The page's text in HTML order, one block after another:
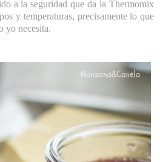
a la seguridad que da la Thermomix
y temperaturas, precisamente lo que
yo necesita.